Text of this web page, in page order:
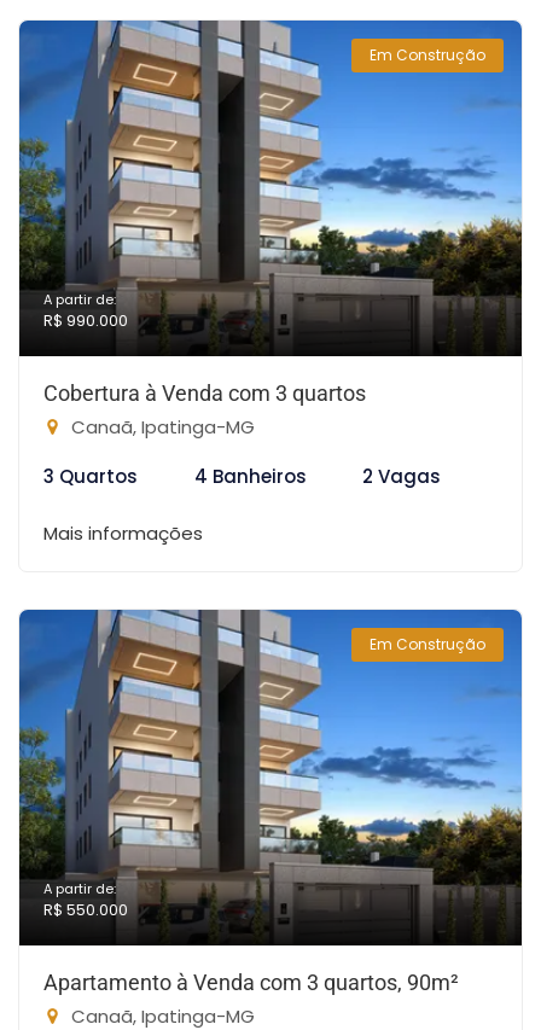
Em Construção
A partir de:
R$ 990.000
Cobertura à Venda com 3 quartos
Canaã, Ipatinga-MG
3 Quartos
4 Banheiros 2 Vagas
Mais informações
Em Construção
A partir de:
R$ 550.000
Apartamento à Venda com 3 quartos, 90m²
Canaã, Ipatinga-MG